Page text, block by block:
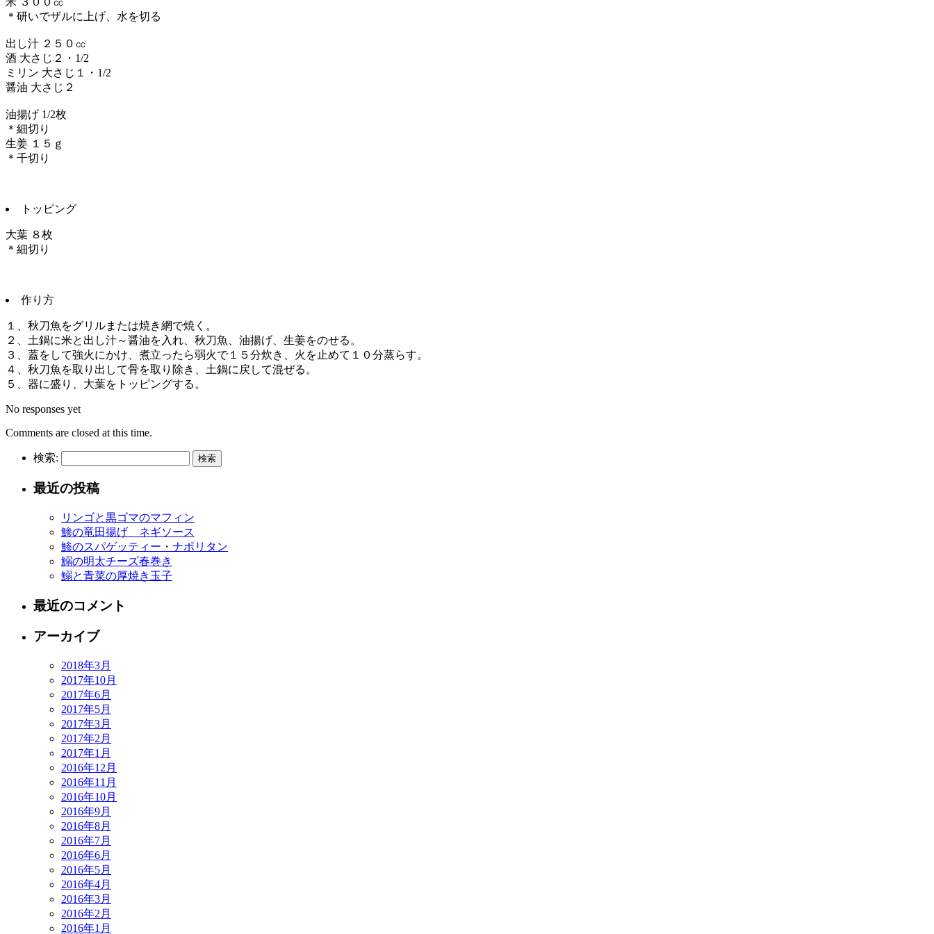
＊研いでザルに上げ、水を切る
出し汁 ２５０㏄
酒 大さじ２・1/2
ミリン 大さじ１・1/2
醤油 大さじ２
油揚げ 1/2枚
＊細切り
生姜 １５ｇ
＊千切り
トッピング
大葉 ８枚
＊細切り
作り方
１、秋刀魚をグリルまたは焼き網で焼く。
２、土鍋に米と出し汁～醤油を入れ、秋刀魚、油揚げ、生姜をのせる。
３、蓋をして強火にかけ、煮立ったら弱火で１５分炊き、火を止めて１０分蒸らす。
４、秋刀魚を取り出して骨を取り除き、土鍋に戻して混ぜる。
５、器に盛り、大葉をトッピングする。
No responses yet
Comments are closed at this time.
検索:
最近の投稿
リンゴと黒ゴマのマフィン
鯵の竜田揚げ ネギソース
鯵のスパゲッティー・ナポリタン
鰯の明太チーズ春巻き
鰯と青菜の厚焼き玉子
最近のコメント
アーカイブ
2018年3月
2017年10月
2017年6月
2017年5月
2017年3月
2017年2月
2017年1月
2016年12月
2016年11月
2016年10月
2016年9月
2016年8月
2016年7月
2016年6月
2016年5月
2016年4月
2016年3月
2016年2月
2016年1月